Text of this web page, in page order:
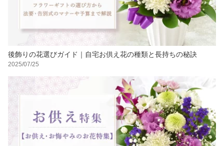
後飾りの花選びガイド｜自宅お供え花の種類と長持ちの秘訣
2025/07/25